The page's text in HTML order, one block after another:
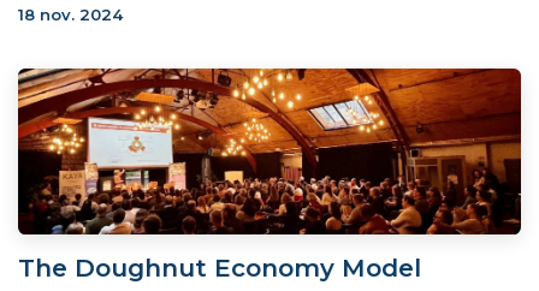
18 nov. 2024
The Doughnut Economy Model